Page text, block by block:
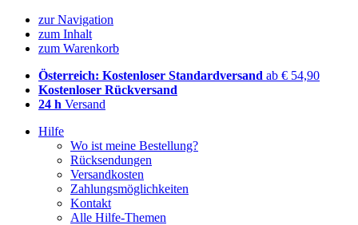
zur Navigation
zum Inhalt
zum Warenkorb
Österreich: Kostenloser Standardversand ab € 54,90
Kostenloser Rückversand
24 h Versand
Hilfe
Wo ist meine Bestellung?
Rücksendungen
Versandkosten
Zahlungsmöglichkeiten
Kontakt
Alle Hilfe-Themen